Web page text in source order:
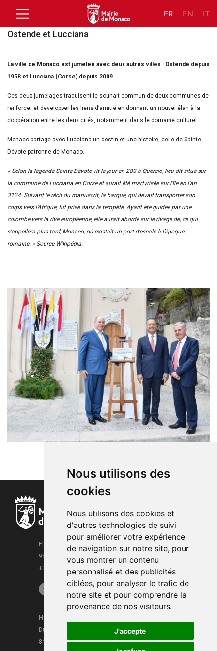
Nous utilisons des
cookies
Nous utilisons des cookies et
d'autres technologies de suivi
pour améliorer votre expérience
de navigation sur notre site, pour
vous montrer un contenu
personnalisé et des publicités
ciblées, pour analyser le trafic de
notre site et pour comprendre la
provenance de nos visiteurs.
J'accepte
FR EN IT
Ostende et Lucciana
La ville de Monaco est jumelée avec deux autres villes : Ostende depuis
1958 et Lucciana (Corse) depuis 2009.
Ces deux jumelages traduisent le souhait commun de deux communes de
renforcer et développer les liens d’amitié en donnant un nouvel élan à la
coopération entre les deux cités, notamment dans le domaine culturel.
Monaco partage avec Lucciana un destin et une histoire, celle de Sainte
Dévote patronne de Monaco.
« Selon la légende Sainte Dévote vit le jour en 283 à Quercio, lieu-dit situé sur
la commune de Lucciana en Corse et aurait été martyrisée sur l’île en l’an
3124. Suivant le récit du manuscrit, la barque, qui devait transporter son
corps vers l’Afrique, fut prise dans la tempête. Ayant été guidée par une
colombe vers la rive européenne, elle aurait abordé sur le rivage de, ce qui
s'appellera plus tard, Monaco, où existait un port d’escale à l’époque
romaine. » Source Wikipédia.
Place de la Mairie
98000 Monaco
+377 93 15 28 63
Horaires
Du lundi au vendredi
8h30 - 16h
Mentions légales
CGU